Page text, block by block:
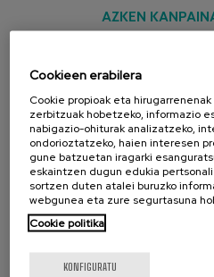
AZKEN
Cookieen erabilera
Cookie propioak eta
zerbitzuak hobetzeko, informazio
nabigazio-ohiturak analizatzeko,
ondorioztatzeko, haien interesen
gune batzuetan iragarki
eskaintzen dugun edukia
sortzen duten atalei buruzko
webgunea eta zure segurtasuna
Cookie politika
KONFIGURATU